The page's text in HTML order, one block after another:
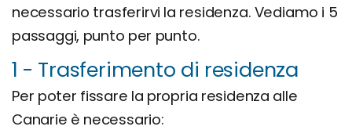
necessario trasferirvi la residenza. Vediamo i 5
passaggi, punto per punto.
1 - Trasferimento di residenza
Per poter fissare la propria residenza alle
Canarie è necessario: